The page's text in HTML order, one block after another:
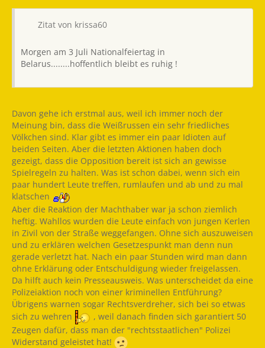
Zitat von krissa60
Morgen am 3 Juli Nationalfeiertag in
Belarus........hoffentlich bleibt es ruhig !
Davon gehe ich erstmal aus, weil ich immer noch der
Meinung bin, dass die Weißrussen ein sehr friedliches
Völkchen sind. Klar gibt es immer ein paar Idioten auf
beiden Seiten. Aber die letzten Aktionen haben doch
gezeigt, dass die Opposition bereit ist sich an gewisse
Spielregeln zu halten. Was ist schon dabei, wenn sich ein
paar hundert Leute treffen, rumlaufen und ab und zu mal
klatschen
Aber die Reaktion der Machthaber war ja schon ziemlich
heftig. Wahllos wurden die Leute einfach von jungen Kerlen
in Zivil von der Straße weggefangen. Ohne sich auszuweisen
und zu erklären welchen Gesetzespunkt man denn nun
gerade verletzt hat. Nach ein paar Stunden wird man dann
ohne Erklärung oder Entschuldigung wieder freigelassen.
Da hilft auch kein Presseausweis. Was unterscheidet da eine
Polizeiaktion noch von einer kriminellen Entführung?
Übrigens warnen sogar Rechtsverdreher, sich bei so etwas
sich zu wehren
, weil danach finden sich garantiert 50
Zeugen dafür, dass man der "rechtsstaatlichen" Polizei
Widerstand geleistet hat!